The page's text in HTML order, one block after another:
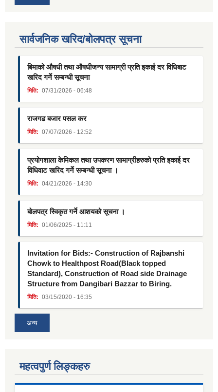
सार्वजनिक खरिद/बोलपत्र सूचना
बिमाको औषधी तथा औषधीजन्य सामाग्री प्रति इकाई दर विधिबाट
खरिद गर्ने सम्बन्धी सूचना
मिति: 07/31/2026 - 06:48
राजगढ बजार पसल कर
मिति: 07/07/2026 - 12:52
प्रयोगशाला केमिकल तथा उपकरण सामाग्रीहरुको प्रति इकाई दर
विधिवाट खरिद गर्ने सम्बन्धी सूचना ।
मिति: 04/21/2026 - 14:30
बोलपत्र स्विकृत गर्ने आशयको सूचना ।
मिति: 01/06/2025 - 11:11
Invitation for Bids:- Construction of Rajbanshi
Chowk to Healthpost Road(Black topped
Standard), Construction of Road side Drainage
Structure from Dangibari Bazzar to Biring.
मिति: 03/15/2020 - 16:35
अन्य
महत्वपुर्ण लिङ्कहरु